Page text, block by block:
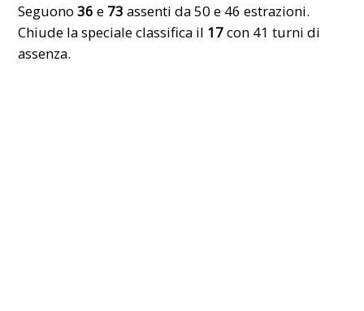
Seguono36e 73 assenti da 50 e 46 estrazioni.
Chiude la speciale classifica il 17con 41 turni di
assenza.